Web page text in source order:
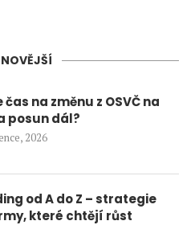
čas na změnu z OSVČ na
posun dál?
2026
od A do Z – strategie
které chtějí růst